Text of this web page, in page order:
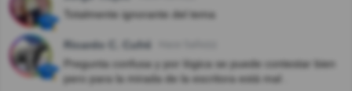
Totalmente ignorante del tema
Ricardo C. Cufré
Pregunta confusa y por lógica se puede contestar bien
pero para la mirada de la escritora está mal .